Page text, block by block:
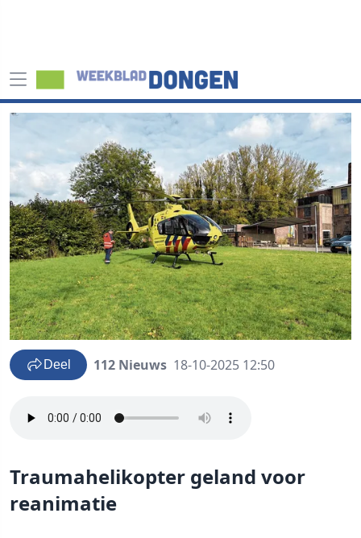
Deel 112 Nieuws 18-10-2025 12:50
Traumahelikopter geland voor
reanimatie